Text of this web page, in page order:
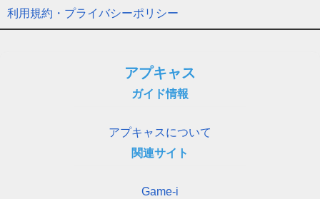
利用規約・プライバシーポリシー
アプキャス
ガイド情報
アプキャスについて
関連サイト
Game-i